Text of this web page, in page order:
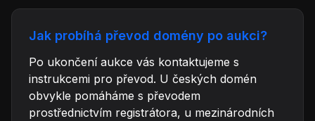
Jak probíhá převod domény po aukci?
Po ukončení aukce vás kontaktujeme s
instrukcemi pro převod. U českých domén
obvykle pomáháme s převodem
prostřednictvím registrátora, u mezinárodních